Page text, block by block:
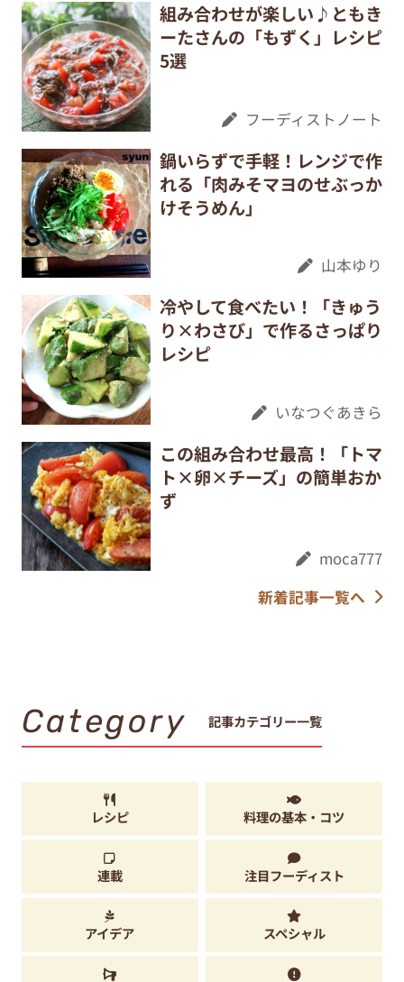
組み合わせが楽しい♪ともき
ーたさんの「もずく」レシピ
5選
フーディストノート
鍋いらずで手軽！レンジで作
れる「肉みそマヨのせぶっか
けそうめん」
山本ゆり
冷やして食べたい！「きゅう
り×わさび」で作るさっぱり
レシピ
いなつぐあきら
この組み合わせ最高！「トマ
ト×卵×チーズ」の簡単おか
ず
moca777
新着記事一覧へ
Category 記事カテゴリー一覧
レシピ 料理の基本・コツ
連載 注目フーディスト
アイデア スペシャル